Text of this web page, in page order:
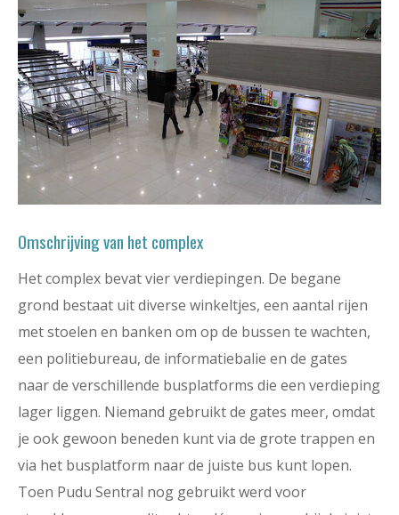
Omschrijving van het complex
Het complex bevat vier verdiepingen. De begane
grond bestaat uit diverse winkeltjes, een aantal rijen
met stoelen en banken om op de bussen te wachten,
een politiebureau, de informatiebalie en de gates
naar de verschillende busplatforms die een verdieping
lager liggen. Niemand gebruikt de gates meer, omdat
je ook gewoon beneden kunt via de grote trappen en
via het busplatform naar de juiste bus kunt lopen.
Toen Pudu Sentral nog gebruikt werd voor